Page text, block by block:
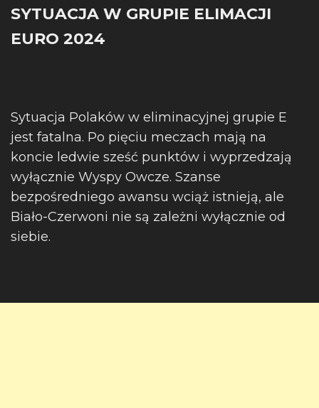
SYTUACJA W GRUPIE ELIMACJI
EURO 2024
Sytuacja Polaków w eliminacyjnej grupie E
jest fatalna. Po pięciu meczach mają na
koncie ledwie sześć punktów i wyprzedzają
wyłącznie Wyspy Owcze. Szanse
bezpośredniego awansu wciąż istnieją, ale
Biało-Czerwoni nie są zależni wyłącznie od
siebie.